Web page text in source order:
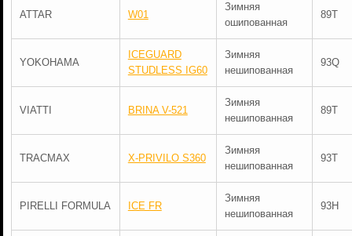
ATTAR W01
Зимняя
ошипованная
89T
YOKOHAMA
ICEGUARD
STUDLESS IG60
Зимняя
нешипованная
93Q
VIATTI BRINA V-521
Зимняя
нешипованная
89T
TRACMAX X-PRIVILO S360
Зимняя
нешипованная
93T
PIRELLI FORMULA ICE FR
Зимняя
нешипованная
93H